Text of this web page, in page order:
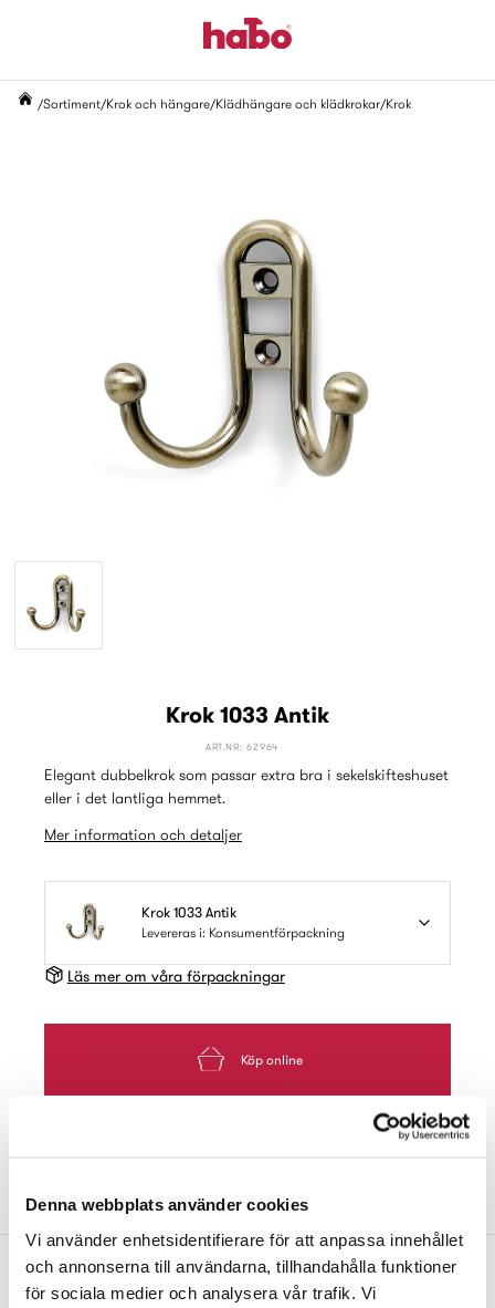
Denna webbplats använder cookies
Vi använder enhetsidentifierare för att anpassa innehållet
och annonserna till användarna, tillhandahålla funktioner
för sociala medier och analysera vår trafik. Vi
Sortiment Krok och hängare Klädhängare och klädkrokar Krok
Krok 1033 Antik
ART.NR: 62964
Elegant dubbelkrok som passar extra bra i sekelskifteshuset
eller i det lantliga hemmet.
Mer information och detaljer
Krok 1033 Antik
Levereras i: Konsumentförpackning
Läs mer om våra förpackningar
Köp online
Produktbeskrivning